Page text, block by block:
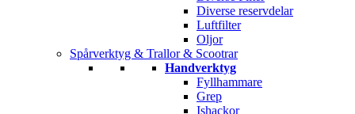
Diverse reservdelar
Luftfilter
Oljor
Spårverktyg & Trallor & Scootrar
Handverktyg
Fyllhammare
Grep
Ishackor